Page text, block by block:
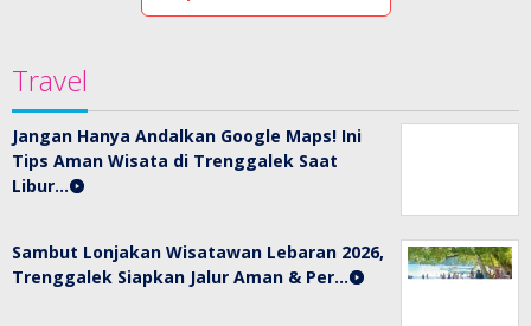
Travel
Jangan Hanya Andalkan Google Maps! Ini
Tips Aman Wisata di Trenggalek Saat
Libur…
Sambut Lonjakan Wisatawan Lebaran 2026,
Trenggalek Siapkan Jalur Aman & Per…